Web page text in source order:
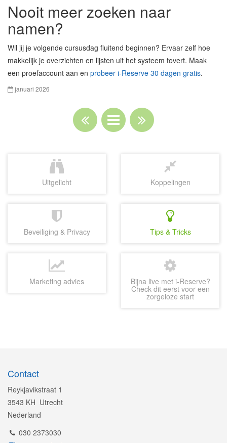
Nooit meer zoeken naar
namen?
Wil jij je volgende cursusdag fluitend beginnen? Ervaar zelf hoe
makkelijk je overzichten en lijsten uit het systeem tovert. Maak
een proefaccount aan en probeer i-Reserve 30 dagen gratis.
januari 2026
Uitgelicht Koppelingen
Beveiliging & Privacy Tips & Tricks
Marketing advies Bijna live met i-Reserve?
Check dit eerst voor een
zorgeloze start
Contact
Reykjavikstraat 1
3543 KH Utrecht
Nederland
030 2373030